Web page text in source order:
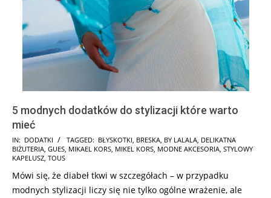
5 modnych dodatków do stylizacji które warto
mieć
2025-
02-
IN: DODATKI TAGGED: BŁYSKOTKI, BRESKA, BY LALALA, DELIKATNA
BIŻUTERIA, GUES, MIKAEL KORS, MIKEL KORS, MODNE AKCESORIA, STYLOWY
KAPELUSZ, TOUS
Mówi się, że diabeł tkwi w szczegółach – w przypadku
modnych stylizacji liczy się nie tylko ogólne wrażenie, ale